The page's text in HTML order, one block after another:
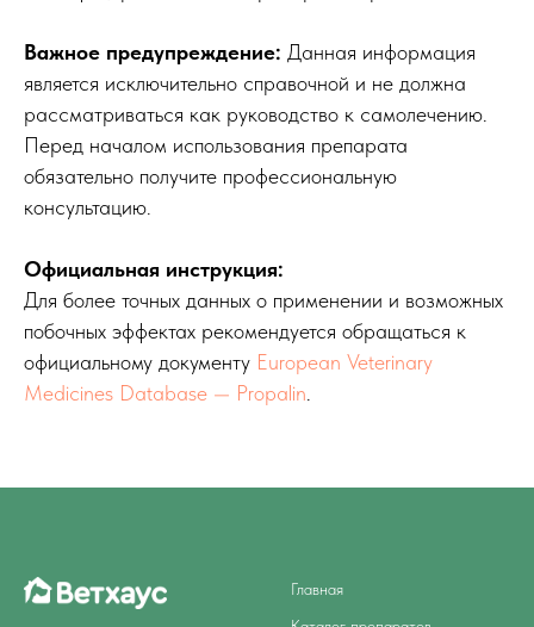
Важное предупреждение: Данная информация
является исключительно справочной и не должна
рассматриваться как руководство к самолечению.
Перед началом использования препарата
обязательно получите профессиональную
консультацию.
Официальная инструкция:
Для более точных данных о применении и возможных
побочных эффектах рекомендуется обращаться к
официальному документу European Veterinary
Medicines Database — Propalin.
Главная